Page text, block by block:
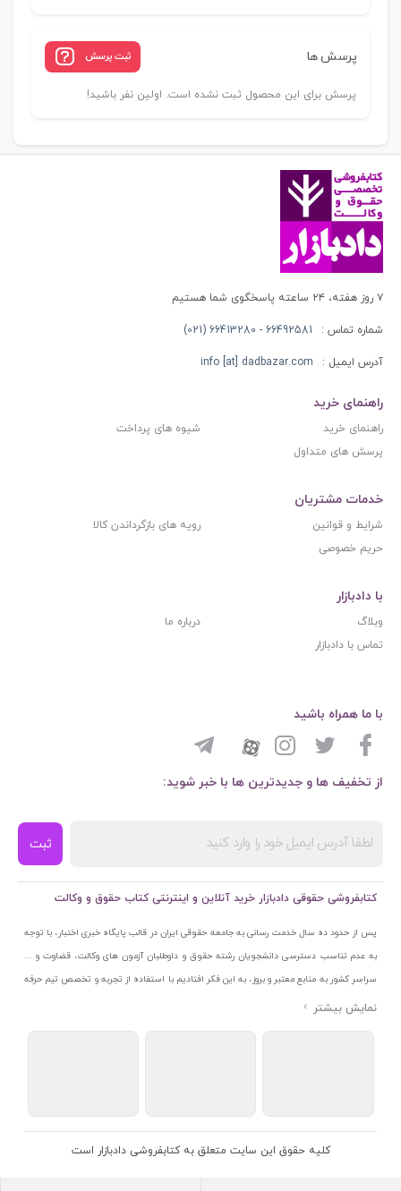
پرسش ها ثبت پرسش
پرسش برای این محصول ثبت نشده است. اولین نفر باشید!
۷ روز هفته، ۲۴ ساعته پاسخگوی شما هستیم
شماره تماس : 66492581 - 66413280 (021)
آدرس ایمیل : info [at] dadbazar.com
راهنمای خرید
راهنمای خرید
شیوه های پرداخت
پرسش های متداول
خدمات مشتریان
شرایط و قوانین
رویه های بازگرداندن کالا
حریم خصوصی
با دادبازار
وبلاگ
درباره ما
تماس با دادبازار
از تخفیف ها و جدیدترین ها با خبر شوید:
ثبت
با ما همراه باشید
کتابفروشی حقوقی دادبازار خرید آنلاین و اینترنتی کتاب حقوق و وکالت
پس از حدود ده سال خدمت رسانی به جامعه حقوقی ایران در قالب پایگاه خبری اختبار، با توجه
به عدم تناسب دسترسی دانشجویان رشته حقوق و داوطلبان آزمون های وکالت، قضاوت و ...
سراسر کشور به منابع معتبر و بروز، به این فکر افتادیم با استفاده از تجربه و تخصص تیم حرفه
ای اختبار خدمتی جدید به جامعه حقوقی ایران ارائه کنیم. به این منظور با راه اندازی و تجهیز
اتحادیه ناشران و کتابفروشان تهران به منظور ارائه مطمئن ترین خدمات مجموعه بسیار کامل و
معتبری از کتاب های حقوقی را به علاقمندان عرضه کرده ایم. علاوه بر این با بهره گیری از فناوری
کلیه حقوق این سایت متعلق به کتابفروشی دادبازار است